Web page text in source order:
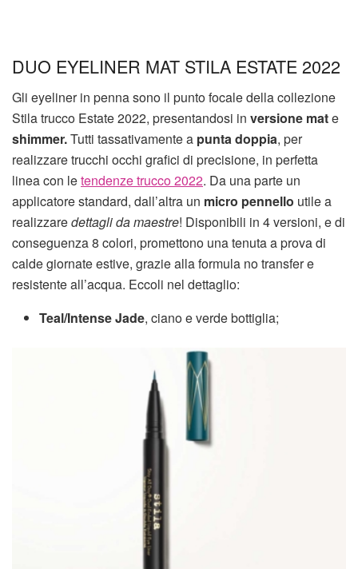
DUO EYELINER MAT STILA ESTATE 2022
Gli eyeliner in penna sono il punto focale della collezione
Stila trucco Estate 2022, presentandosi in versione mate
shimmer.Tutti tassativamente a punta doppia, per
realizzare trucchi occhi grafici di precisione, in perfetta
linea con letendenze trucco 2022. Da una parte un
applicatore standard, dall’altra un micro pennello utile a
realizzaredettagli da maestre! Disponibili in 4 versioni, e di
conseguenza 8 colori, promettono una tenuta a prova di
calde giornate estive, grazie alla formula no transfer e
resistente all’acqua. Eccoli nel dettaglio:
Teal/Intense Jade, ciano e verde bottiglia;